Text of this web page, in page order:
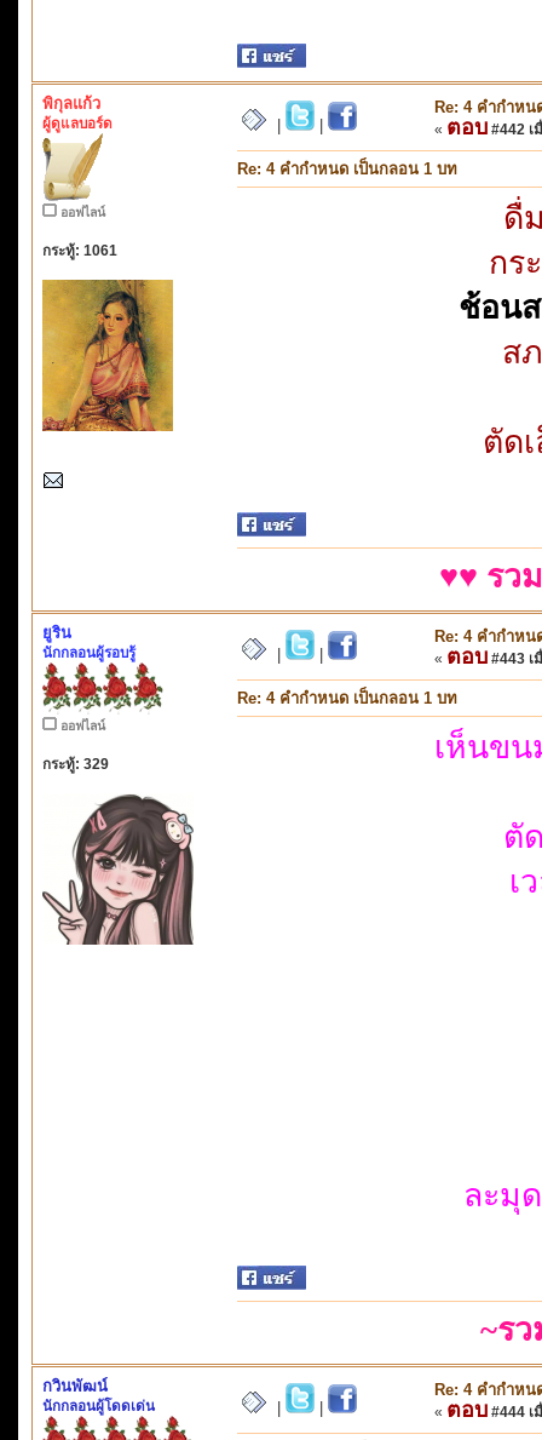
พิกุลแก้ว
ผู้ดูแลบอร์ด
ออฟไลน์
กระทู้: 1061
Re: 4 คำกำห
« ตอบ #442 เ
Re: 4 คำกำหนด เป็นกลอน 1 บท
ดื่
กร
ช้อน
ส
ตัด
♥♥ รว
ยูริน
นักกลอนผู้รอบรู้
ออฟไลน์
กระทู้: 329
Re: 4 คำกำห
« ตอบ #443 เ
Re: 4 คำกำหนด เป็นกลอน 1 บท
เห็นข
ตั
เ
ละมุ
~ร
กวินพัฒน์
นักกลอนผู้โดดเด่น
Re: 4 คำกำห
« ตอบ #444 เ